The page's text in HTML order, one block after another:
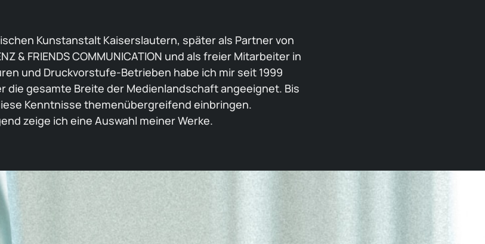
Kunstanstalt Kaiserslautern, später als Partner von
& FRIENDS COMMUNICATION und als freier Mitarbeiter in
und Druckvorstufe-Betrieben habe ich mir seit 1999
die gesamte Breite der Medienlandschaft angeeignet. Bis
Kenntnisse themenübergreifend einbringen.
zeige ich eine Auswahl meiner Werke.